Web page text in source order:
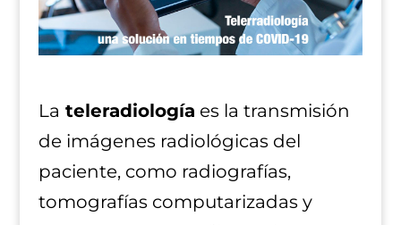
La teleradiología es la transmisión
de imágenes radiológicas del
paciente, como radiografías,
tomografías computarizadas y